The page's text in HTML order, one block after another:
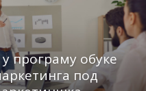
програму обуке
под